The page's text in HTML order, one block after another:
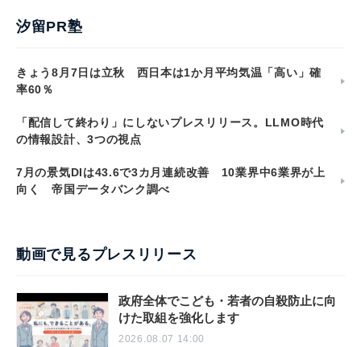
汐留PR塾
きょう8月7日は立秋 西日本は1か月平均気温「高い」確
率60％
「配信して終わり」にしないプレスリリース。LLMO時代
の情報設計、3つの視点
7月の景気DIは43.6で3カ月連続改善 10業界中6業界が上
向く 帝国データバンク調べ
動画で見るプレスリリース
政府全体でこども・若者の自殺防止に向
けた取組を強化します
2026.08.07 14:00